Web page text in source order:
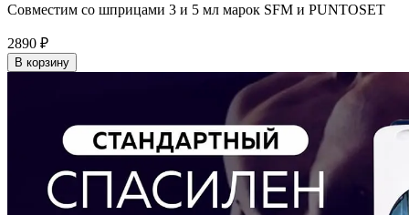
Совместим со шприцами 3 и 5 мл марок SFM и PUNTOSET
2890 ₽
В корзину